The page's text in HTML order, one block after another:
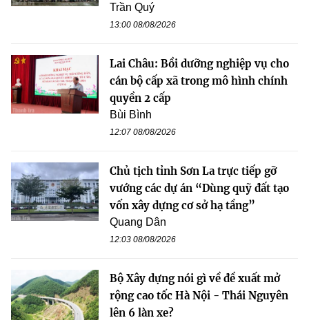
Trần Quý
13:00 08/08/2026
Lai Châu: Bồi dưỡng nghiệp vụ cho
cán bộ cấp xã trong mô hình chính
quyền 2 cấp
Bùi Bình
12:07 08/08/2026
Chủ tịch tỉnh Sơn La trực tiếp gỡ
vướng các dự án “Dùng quỹ đất tạo
vốn xây dựng cơ sở hạ tầng”
Quang Dân
12:03 08/08/2026
Bộ Xây dựng nói gì về đề xuất mở
rộng cao tốc Hà Nội - Thái Nguyên
lên 6 làn xe?